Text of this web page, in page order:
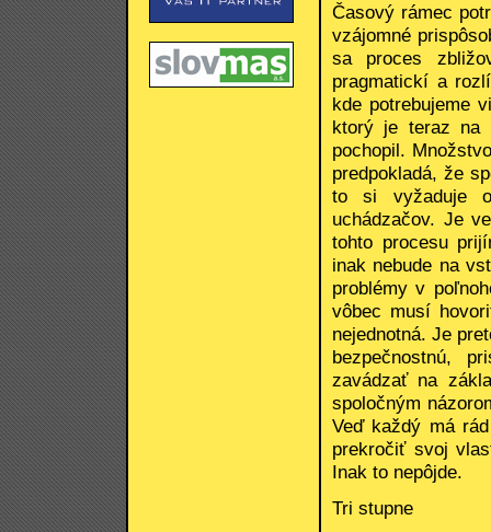
Časový rámec
vzájomné
sa proces
pragmatickí a
kde potrebujeme
ktorý je teraz na
pochopil.
predpokladá, že
to si vyžaduje
uchádzačov. Je
tohto procesu
inak nebude na
problémy v
vôbec musí
nejednotná. Je
bezpečnostnú,
zavádzať na
spoločným
Veď každý má
prekročiť svoj
Inak to nepôjde.
Tri stupne